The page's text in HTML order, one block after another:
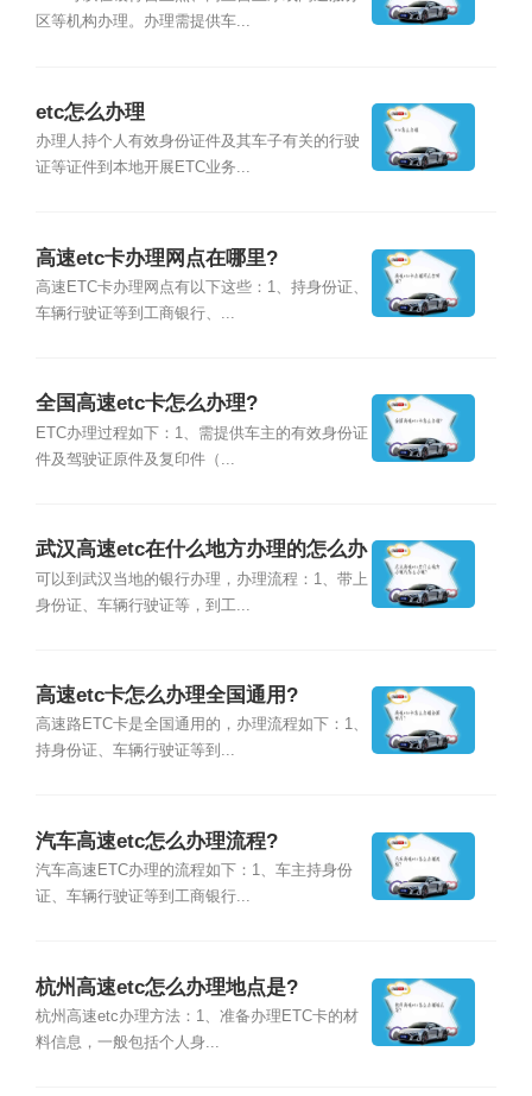
区等机构办理。办理需提供车...
etc怎么办理
办理人持个人有效身份证件及其车子有关的行驶
证等证件到本地开展ETC业务...
高速etc卡办理网点在哪里?
高速ETC卡办理网点有以下这些：1、持身份证、
车辆行驶证等到工商银行、...
全国高速etc卡怎么办理?
ETC办理过程如下：1、需提供车主的有效身份证
件及驾驶证原件及复印件（...
武汉高速etc在什么地方办理的怎么办
理?
可以到武汉当地的银行办理，办理流程：1、带上
身份证、车辆行驶证等，到工...
高速etc卡怎么办理全国通用?
高速路ETC卡是全国通用的，办理流程如下：1、
持身份证、车辆行驶证等到...
汽车高速etc怎么办理流程?
汽车高速ETC办理的流程如下：1、车主持身份
证、车辆行驶证等到工商银行...
杭州高速etc怎么办理地点是?
杭州高速etc办理方法：1、准备办理ETC卡的材
料信息，一般包括个人身...